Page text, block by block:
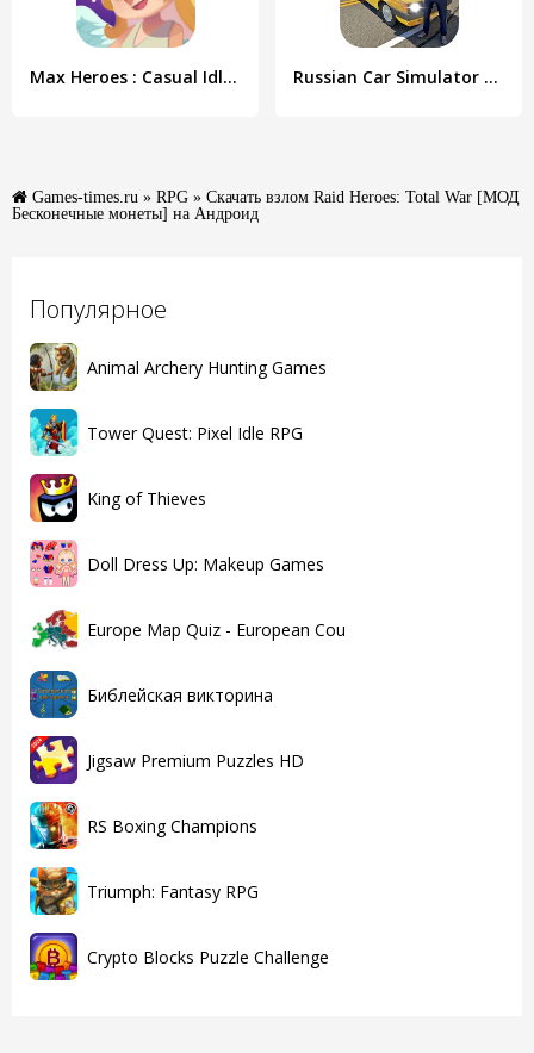
Популярное
Animal Archery Hunting Games
Tower Quest: Pixel Idle RPG
King of Thieves
Doll Dress Up: Makeup Games
Europe Map Quiz - European Cou
Библейская викторина
Jigsaw Premium Puzzles HD
RS Boxing Champions
Triumph: Fantasy RPG
Crypto Blocks Puzzle Challenge
Max Heroes : Casual Idle RPG Russian Car Simulator 2019
Games-times.ru » RPG » Скачать взлом Raid Heroes: Total War [МОД
Бесконечные монеты] на Андроид